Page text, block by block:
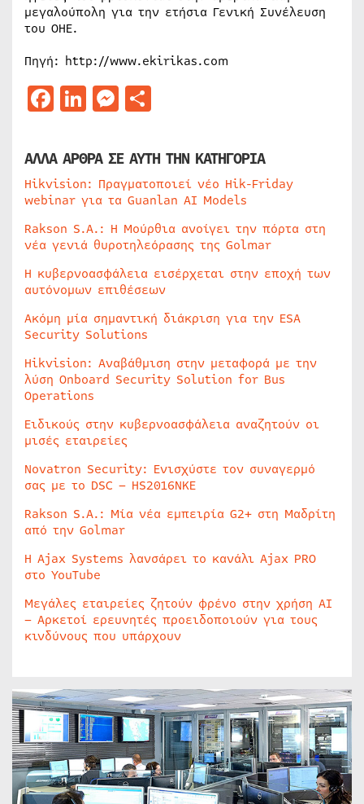
μεγαλούπολη για την ετήσια Γενική Συνέλευση
του ΟΗΕ.
Πηγή: http://www.ekirikas.com
Facebook
LinkedIn
Messenger
ΑΛΛΑ ΑΡΘΡΑ ΣΕ ΑΥΤΗ ΤΗΝ ΚΑΤΗΓΟΡΙΑ
Hikvision: Πραγματοποιεί νέο Hik-Friday
webinar για τα Guanlan AI Models
Rakson S.A.: Η Μούρθια ανοίγει την πόρτα στη
νέα γενιά θυροτηλεόρασης της Golmar
Η κυβερνοασφάλεια εισέρχεται στην εποχή των
αυτόνομων επιθέσεων
Ακόμη μία σημαντική διάκριση για την ESA
Security Solutions
Hikvision: Αναβάθμιση στην μεταφορά με την
λύση Onboard Security Solution for Bus
Operations
Ειδικούς στην κυβερνοασφάλεια αναζητούν οι
μισές εταιρείες
Novatron Security: Ενισχύστε τον συναγερμό
σας με το DSC – HS2016NKE
Rakson S.A.: Μία νέα εμπειρία G2+ στη Μαδρίτη
από την Golmar
Η Ajax Systems λανσάρει το κανάλι Ajax PRO
στο YouTube
Μεγάλες εταιρείες ζητούν φρένο στην χρήση AI
– Αρκετοί ερευνητές προειδοποιούν για τους
κινδύνους που υπάρχουν